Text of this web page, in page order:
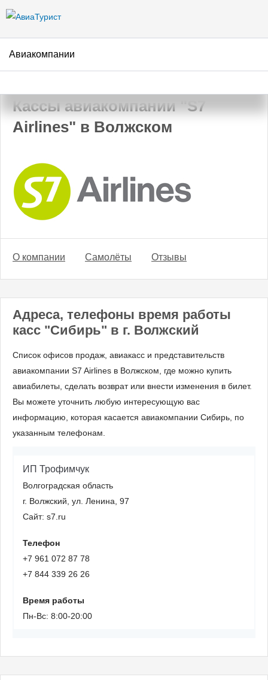
Авиакомпании
Кассы авиакомпании "S7
Airlines" в Волжском
О компании Самолёты Отзывы
Адреса, телефоны время работы
касс "Сибирь" в г. Волжский
Список офисов продаж, авиакасс и представительств
авиакомпании S7 Airlines в Волжском, где можно купить
авиабилеты, сделать возврат или внести изменения в билет.
Вы можете уточнить любую интересующую вас
информацию, которая касается авиакомпании Сибирь, по
указанным телефонам.
ИП Трофимчук
Волгоградская область
г. Волжский, ул. Ленина, 97
Сайт: s7.ru
Телефон
+7 961 072 87 78
+7 844 339 26 26
Время работы
Пн-Вс: 8:00-20:00